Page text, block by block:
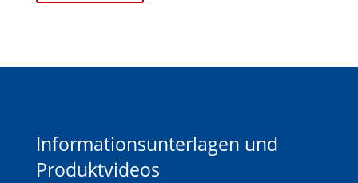
Informationsunterlagen und
Produktvideos